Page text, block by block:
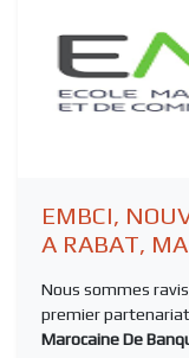
EMBCI,
A RABAT,
Nous sommes
premier
Marocaine De